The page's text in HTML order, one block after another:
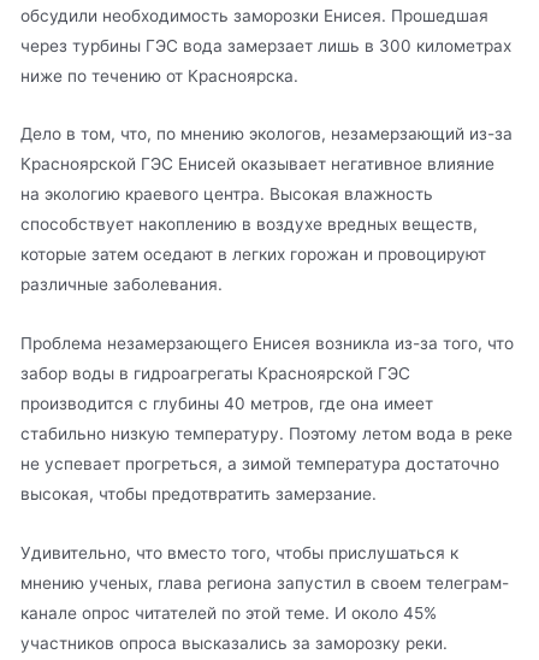
обсудили необходимость заморозки Енисея. Прошедшая
через турбины ГЭС вода замерзает лишь в 300 километрах
ниже по течению от Красноярска.
Дело в том, что, по мнению экологов, незамерзающий из-за
Красноярской ГЭС Енисей оказывает негативное влияние
на экологию краевого центра. Высокая влажность
способствует накоплению в воздухе вредных веществ,
которые затем оседают в легких горожан и провоцируют
различные заболевания.
Проблема незамерзающего Енисея возникла из-за того, что
забор воды в гидроагрегаты Красноярской ГЭС
производится с глубины 40 метров, где она имеет
стабильно низкую температуру. Поэтому летом вода в реке
не успевает прогреться, а зимой температура достаточно
высокая, чтобы предотвратить замерзание.
Удивительно, что вместо того, чтобы прислушаться к
мнению ученых, глава региона запустил в своем телеграм-
канале опрос читателей по этой теме. И около 45%
участников опроса высказались за заморозку реки.